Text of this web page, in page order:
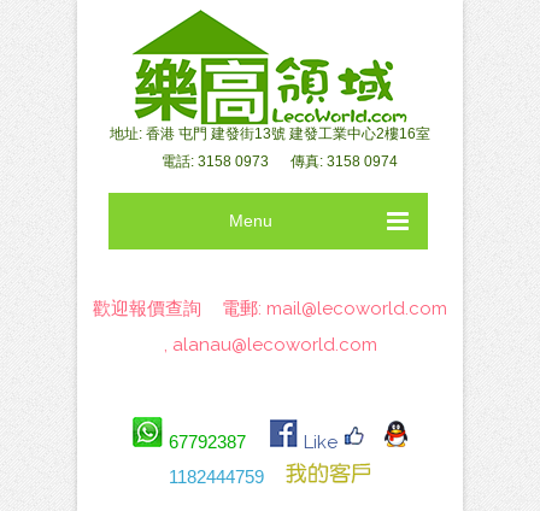
地址: 香港 屯門 建發街13號 建發工業中心2樓16室
電話: 3158 0973 傳真: 3158 0974
Menu
歡迎報價查詢 電郵: mail@lecoworld.com
, alanau@lecoworld.com
67792387 Like
1182444759